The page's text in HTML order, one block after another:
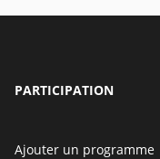
PARTICIPATION
Ajouter un programme